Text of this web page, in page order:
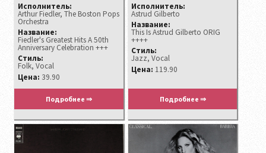
Исполнитель:
Arthur Fiedler, The Boston Pops
Orchestra
Название:
Fiedler's Greatest Hits A 50th
Anniversary Celebration +++
Стиль:
Folk, Vocal
Цена: 39.90
Подробнее ⇒
Исполнитель:
Astrud Gilberto
Название:
This Is Astrud Gilberto ORIG
++++
Стиль:
Jazz, Vocal
Цена: 119.90
Подробнее ⇒